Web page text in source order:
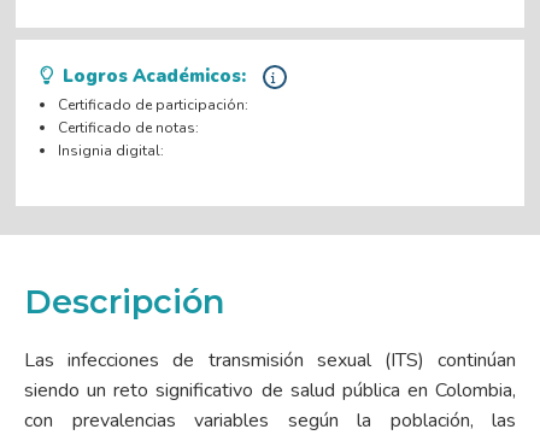
Logros Académicos:
Certificado de participación:
Certificado de notas:
Insignia digital:
Descripción
Las infecciones de transmisión sexual (ITS) continúan
siendo un reto significativo de salud pública en Colombia,
con prevalencias variables según la población, las